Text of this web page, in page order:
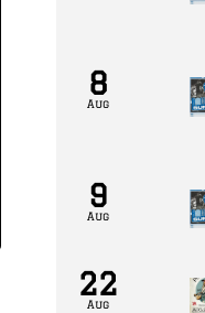
8
Aug
9
Aug
22
Aug